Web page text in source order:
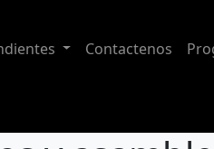
Contactenos